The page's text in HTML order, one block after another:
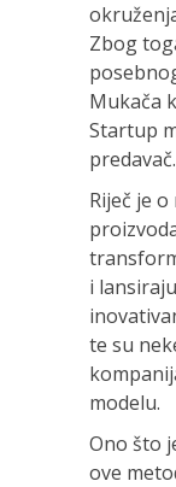
Zbog
Mukača
Startup
predavač.
Riječ je
i
te su
modelu.
Ono što
ove